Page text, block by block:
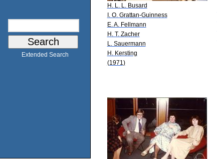
Extended Search
H. L. L. Busard
I. O. Grattan-Guinness
E. A. Fellmann
H. T. Zacher
L. Sauermann
H. Kersting
(1971)